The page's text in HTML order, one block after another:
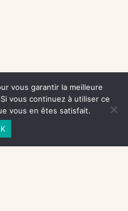
vous garantir la meilleure
vous continuez à utiliser ce
vous en êtes satisfait.